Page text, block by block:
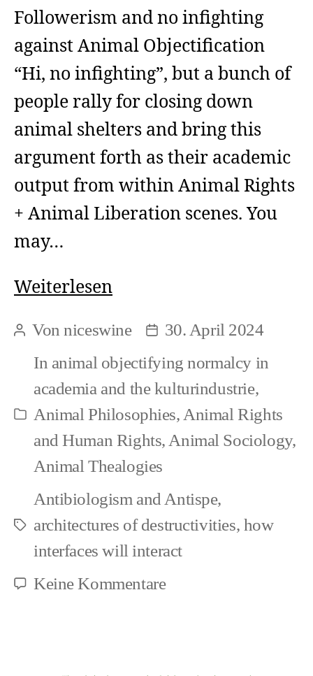
Followerism and no infighting
against Animal Objectification
“Hi, no infighting”, but a bunch of
people rally for closing down
animal shelters and bring this
argument forth as their academic
output from within Animal Rights
+ Animal Liberation scenes. You
may…
WeiterlesenFollowerism
no
infighting
against
Animal
Objectification
Beitragsautor
Vonniceswine Beitragsdatum
30. April 2024
Kategorien
In animal objectifying normalcy in
academia and the kulturindustrie,
Animal Philosophies, Animal Rights
and Human Rights, Animal Sociology,
Animal Thealogies
Schlagwörter
Antibiologism and Antispe,
architectures of destructivities, how
interfaces will interact
Keine Kommentarezu